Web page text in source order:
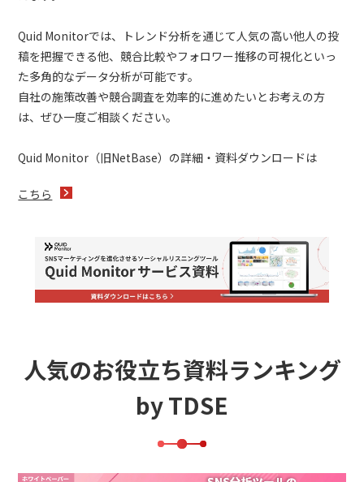
Quid Monitorでは、トレンド分析を通じて人気の高い他人の投
稿を把握できる他、競合比較やフォロワー推移の可視化といっ
た多角的なデータ分析が可能です。
自社の施策改善や競合調査を効率的に進めたいとお考えの方
は、ぜひ一度ご相談ください。
Quid Monitor（旧NetBase）の詳細・資料ダウンロードは
こちら
人気のお役立ち資料ランキング
by TDSE